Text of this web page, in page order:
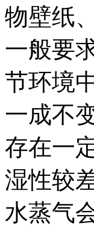
物壁纸
一般要
节环境
一成不
存在一
湿性较
水蒸气